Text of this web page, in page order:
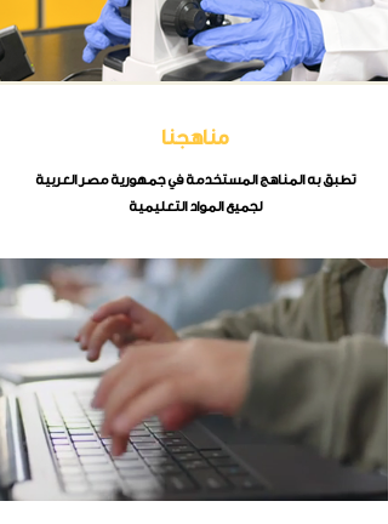
مناهجنا
تطبق به المناهج المستخدمة في جمهورية مصر العربية
لجميع المواد التعليمية